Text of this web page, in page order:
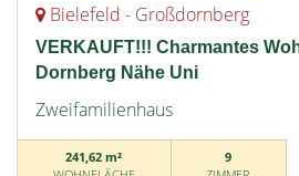
Bielefeld - Großdornberg
VERKAUFT!!! Charmantes
Dornberg Nähe Uni
Zweifamilienhaus
241,62 m²
9